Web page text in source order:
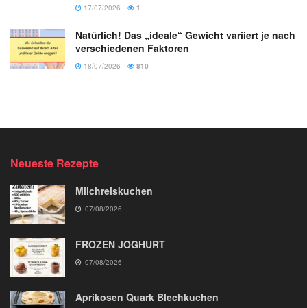
17/07/2026 1
Natürlich! Das „ideale“ Gewicht variiert je nach
verschiedenen Faktoren
18/07/2026 810
Neueste Rezepte
Milchreiskuchen
07/08/2026
FROZEN JOGHURT
07/08/2026
Aprikosen Quark Blechkuchen